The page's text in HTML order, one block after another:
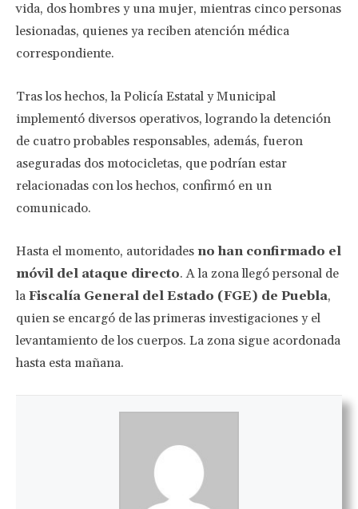
vida, dos hombres y una mujer, mientras cinco personas
lesionadas, quienes ya reciben atención médica
correspondiente.
Tras los hechos, la Policía Estatal y Municipal
implementó diversos operativos, logrando la detención
de cuatro probables responsables, además, fueron
aseguradas dos motocicletas, que podrían estar
relacionadas con los hechos, confirmó en un
comunicado.
Hasta el momento, autoridades no han confirmado el
móvil del ataque directo. A la zona llegó personal de
la Fiscalía General del Estado (FGE) de Puebla,
quien se encargó de las primeras investigaciones y el
levantamiento de los cuerpos. La zona sigue acordonada
hasta esta mañana.